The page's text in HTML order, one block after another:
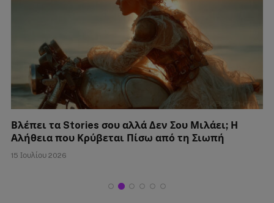
Σκέφτεται Γάμο Μαζί σου ή Απλώς Δεν Θέλει να
σε Χάσει;
15 Ιουλίου 2026